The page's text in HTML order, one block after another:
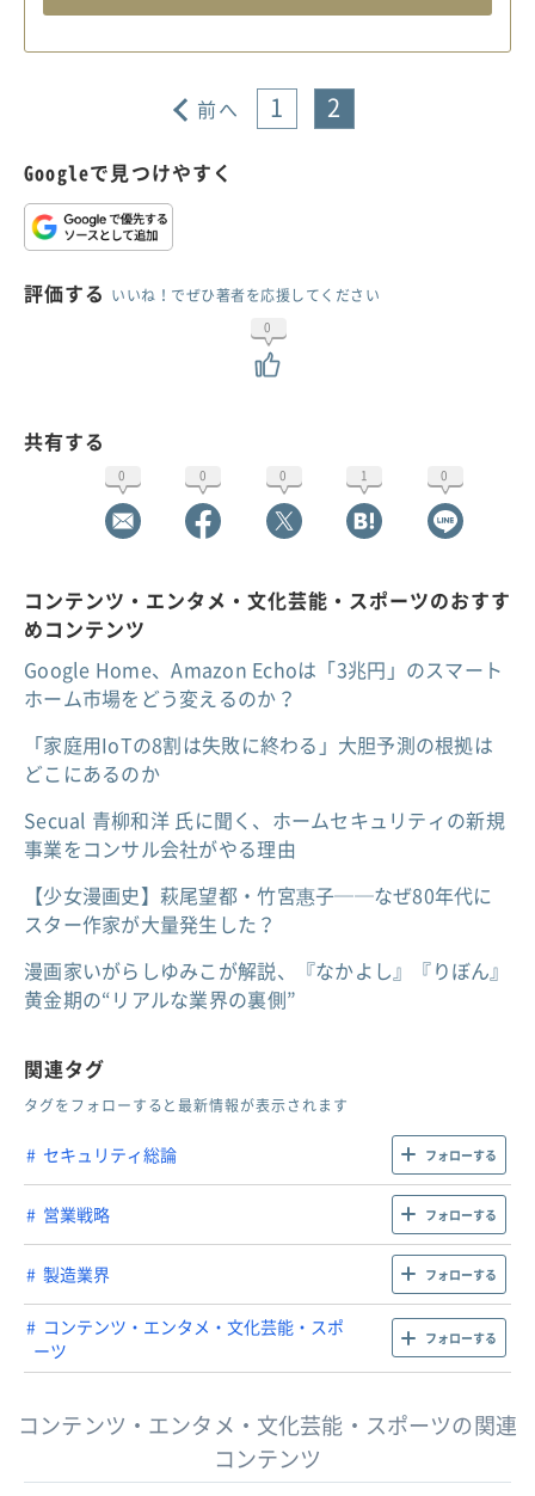
前へ 1 2
Googleで見つけやすく
評価する いいね！でぜひ著者を応援してください
0
共有する
0 0 0 1 0
コンテンツ・エンタメ・文化芸能・スポーツのおすす
めコンテンツ
Google Home、Amazon Echoは「3兆円」のスマート
ホーム市場をどう変えるのか？
「家庭用IoTの8割は失敗に終わる」大胆予測の根拠は
どこにあるのか
Secual 青柳和洋 氏に聞く、ホームセキュリティの新規
事業をコンサル会社がやる理由
【少女漫画史】萩尾望都・竹宮惠子──なぜ80年代に
スター作家が大量発生した？
漫画家いがらしゆみこが解説、『なかよし』『りぼん』
黄金期の“リアルな業界の裏側”
関連タグ
タグをフォローすると最新情報が表示されます
セキュリティ総論 フォローする
営業戦略 フォローする
製造業界 フォローする
コンテンツ・エンタメ・文化芸能・スポ
ーツ
フォローする
コンテンツ・エンタメ・文化芸能・スポーツの関連
コンテンツ